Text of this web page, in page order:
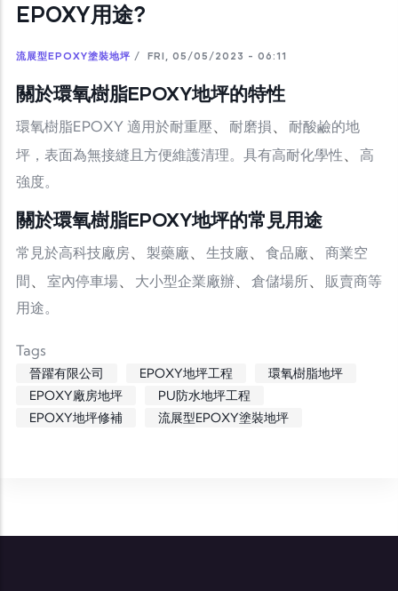
EPOXY用途?
流展型EPOXY塗裝地坪 / FRI, 05/05/2023 - 06:11
關於環氧樹脂EPOXY地坪的特性
環氧樹脂EPOXY 適用於耐重壓、 耐磨損、 耐酸鹼的地
坪，表面為無接縫且方便維護清理。具有高耐化學性、 高
強度。
關於環氧樹脂EPOXY地坪的常見用途
常見於高科技廠房、 製藥廠、 生技廠、 食品廠、 商業空
間、 室內停車場、 大小型企業廠辦、 倉儲場所、 販賣商等
用途。
Tags
晉躍有限公司 EPOXY地坪工程
環氧樹脂地坪
EPOXY廠房地坪
PU防水地坪工程
EPOXY地坪修補
流展型EPOXY塗裝地坪